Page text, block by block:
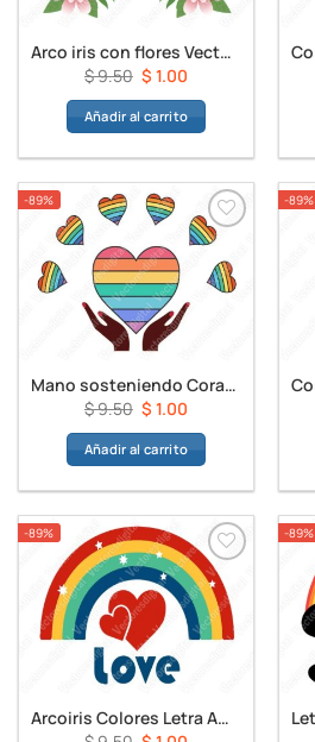
Arco iris con flores Vectores
$9.50 El
precio
original
$ 9.50.
$ 1.00
precio
actual
$ 1.00.
Añadir al carrito
-89%
Mano sosteniendo Corazón arcoiris Diseños Vectores
$9.50 El
precio
original
$ 9.50.
$ 1.00
precio
actual
$ 1.00.
Añadir al carrito
-89%
-89%
Arcoiris Colores Letra Amor Diseños Vectores
-89%